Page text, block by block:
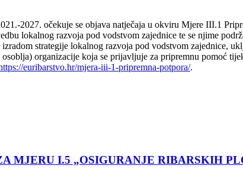
2027. očekuje se objava natječaja u okviru Mjere III.1
lokalnog razvoja pod vodstvom zajednice te se njime
strategije lokalnog razvoja pod vodstvom zajednice,
organizacije koja se prijavljuje za pripremnu pomoć
euribarstvo.hr/mjera-iii-1-pripremna-potpora/.
MJERU I.5 „OSIGURANJE RIBARSKIH